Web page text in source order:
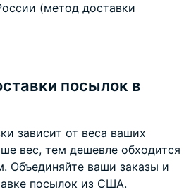
(метод доставки
посылок в
зависит от веса ваших
вес, тем дешевле обходится
Объединяйте ваши заказы и
посылок из США.